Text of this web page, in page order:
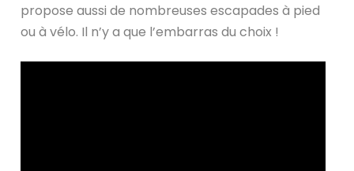
propose aussi de nombreuses escapades à pied
ou à vélo. Il n’y a que l’embarras du choix !